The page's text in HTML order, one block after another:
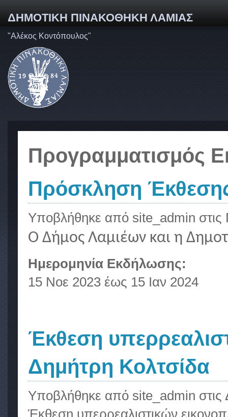
ΔΗΜΟΤΙΚΗ ΠΙΝΑΚΟΘΗΚΗ ΛΑΜΙΑΣ
"Αλέκος Κοντόπουλος"
Προγραμματισμός
Πρόσκληση
Υποβλήθηκε από site_admin
Ο Δήμος Λαμιέων και η
Ημερομηνία Εκδήλωσης:
15 Νοε 2023 έως 15 Ιαν 2024
Έκθεση
Δημήτρη Κολτσίδα
Υποβλήθηκε από site_admin
Έκθεση υπερρεαλιστικών